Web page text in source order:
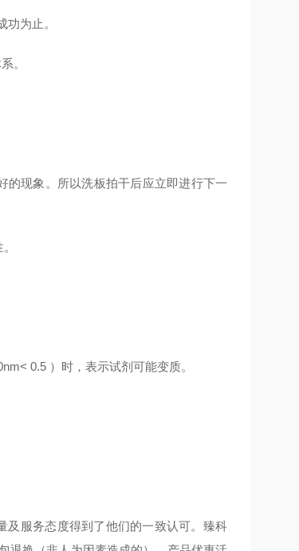
为止。
。
的现象。所以洗板拍干后应立即进行下一
0.5 ）时，表示试剂可能变质。
及服务态度得到了他们的一致认可。臻科